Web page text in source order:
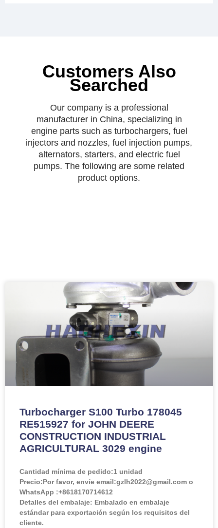
Customers Also
Searched
Our company is a professional
manufacturer in China, specializing in
engine parts such as turbochargers, fuel
injectors and nozzles, fuel injection pumps,
alternators, starters, and electric fuel
pumps. The following are some related
product options.
Turbocharger S100 Turbo 178045
RE515927 for JOHN DEERE
CONSTRUCTION INDUSTRIAL
AGRICULTURAL 3029 engine
Cantidad mínima de pedido:1 unidad
Precio:Por favor, envíe email:gzlh2022@gmail.com o
WhatsApp :+8618170714612
Detalles del embalaje: Embalado en embalaje
estándar para exportación según los requisitos del
cliente.